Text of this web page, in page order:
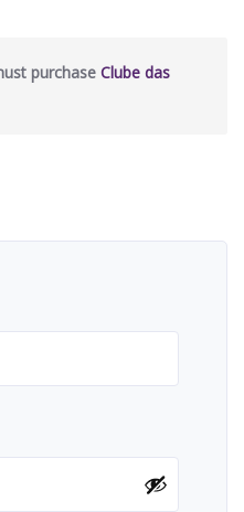
purchase Clube das